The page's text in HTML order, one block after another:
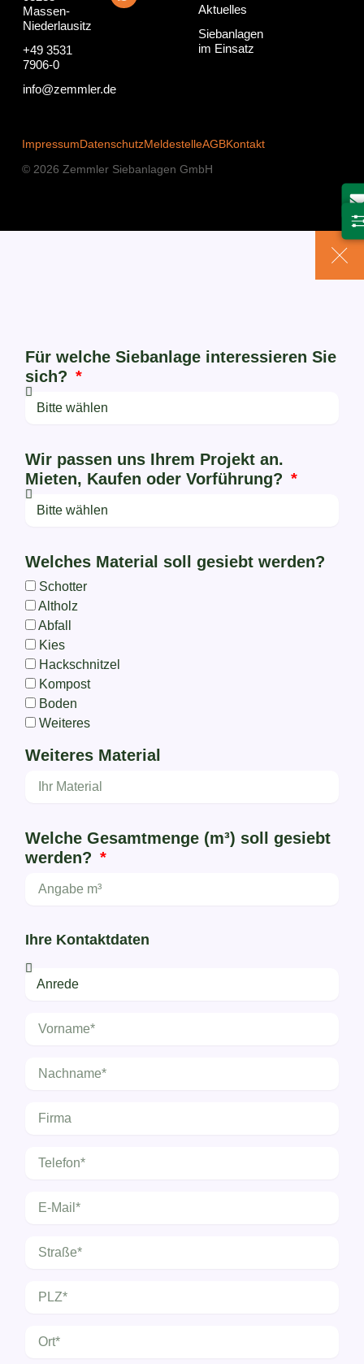
Massen-
Niederlausitz
+49 3531
7906-0
info@zemmler.de
r
ip
Aktuelles
Siebanlagen
im Einsatz
ImpressumDatenschutzMeldestelleAGBKontakt
© 2026 Zemmler Siebanlagen GmbH
Für welche Siebanlage interessieren Sie
sich?
Wir passen uns Ihrem Projekt an.
Mieten, Kaufen oder Vorführung?
Welches Material soll gesiebt werden?
Schotter
Altholz
Abfall
Kies
Hackschnitzel
Kompost
Boden
Weiteres
Weiteres Material
Welche Gesamtmenge (m³) soll gesiebt
werden?
Ihre Kontaktdaten